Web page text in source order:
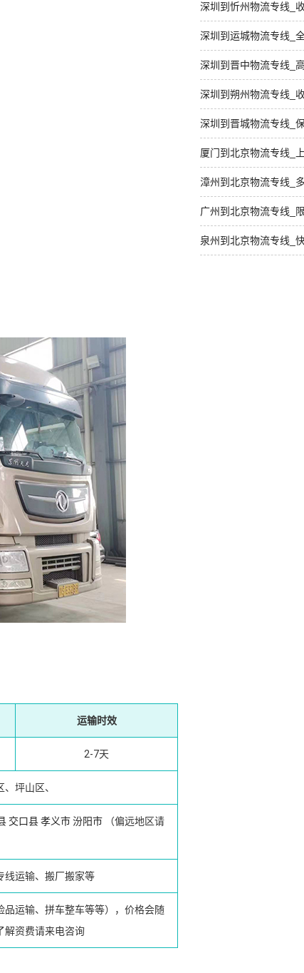
运输时效
2-7天
坪山区、
交口县孝义市汾阳市 （偏远地区请
线运输、搬厂搬家等
运输、拼车整车等等），价格会随
解资费请来电咨询